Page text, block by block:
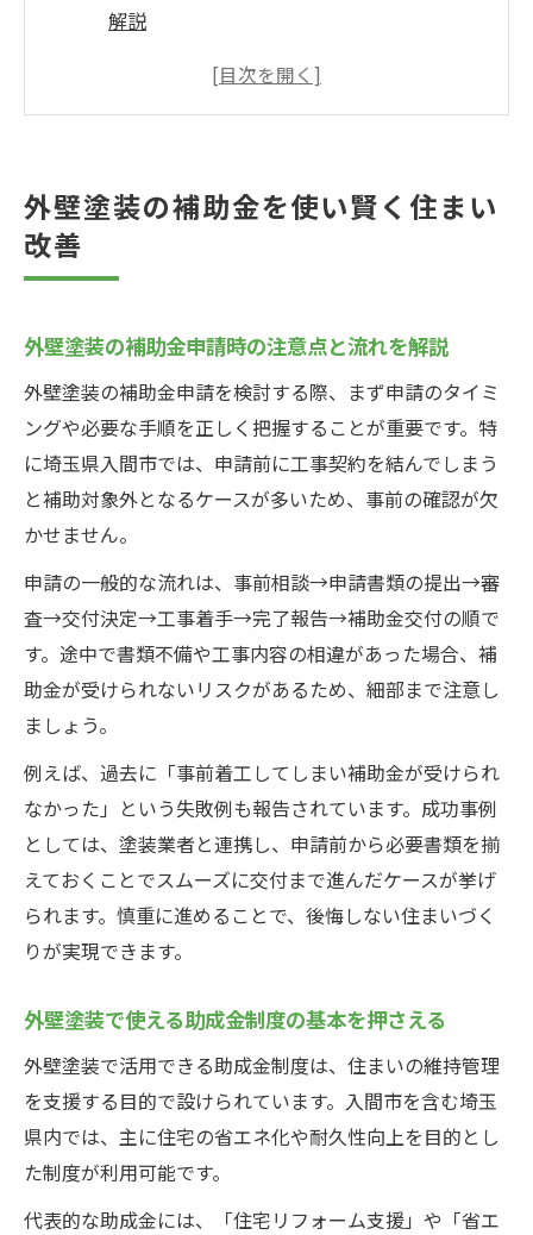
解説
外壁塗装で使える助成金制度の基本を押さ
外壁塗装の補助金活用で費用負担を減らす
埼玉県の外壁塗装補助金が実際に使えるか
クロス機能が快適に導く外壁塗装の選び方
クロス機能と外壁塗装の組み合わせのポイ
ント
快適な住まいを作るクロス機能の選び方と
実践法
ト
外壁塗装でクロス機能が持つ役割と効果を
考察
助成金を活用した負担軽減の外壁塗装術
外壁塗装の助成金申請条件と注意点を知ろ
う
外壁塗装で使える助成金の種類と活用方法
負担を減らす外壁塗装助成金の選び方とは
イント
外壁塗装助成金と補助金の違いを理解しよ
う
後悔しない色選びと外壁塗装の秘訣を解説
外壁塗装で後悔しない色選びのコツと注意
点
外壁塗装の補助金を使い賢く住まい
改善
外壁塗装の補助金申請時の注意点と流れを解説
外壁塗装の補助金申請を検討する際、まず申請のタイミ
ングや必要な手順を正しく把握することが重要です。特
に埼玉県入間市では、申請前に工事契約を結んでしまう
と補助対象外となるケースが多いため、事前の確認が欠
かせません。
申請の一般的な流れは、事前相談→申請書類の提出→審
査→交付決定→工事着手→完了報告→補助金交付の順で
す。途中で書類不備や工事内容の相違があった場合、補
助金が受けられないリスクがあるため、細部まで注意し
ましょう。
例えば、過去に「事前着工してしまい補助金が受けられ
なかった」という失敗例も報告されています。成功事例
としては、塗装業者と連携し、申請前から必要書類を揃
えておくことでスムーズに交付まで進んだケースが挙げ
られます。慎重に進めることで、後悔しない住まいづく
りが実現できます。
外壁塗装で使える助成金制度の基本を押さえる
外壁塗装で活用できる助成金制度は、住まいの維持管理
を支援する目的で設けられています。入間市を含む埼玉
県内では、主に住宅の省エネ化や耐久性向上を目的とし
た制度が利用可能です。
代表的な助成金には、「住宅リフォーム支援」や「省エ